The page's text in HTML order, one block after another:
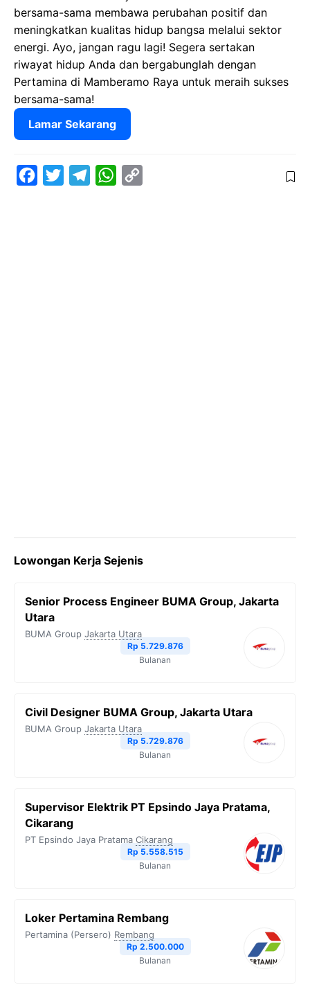
bersama-sama membawa perubahan positif dan
meningkatkan kualitas hidup bangsa melalui sektor
energi. Ayo, jangan ragu lagi! Segera sertakan
riwayat hidup Anda dan bergabunglah dengan
Pertamina di Mamberamo Raya untuk meraih sukses
bersama-sama!
Lamar Sekarang
W
Lowongan Kerja Sejenis
Senior Process Engineer BUMA Group, Jakarta
Utara
BUMA Group Jakarta Utara
Rp 5.729.876
Bulanan
Civil Designer BUMA Group, Jakarta Utara
BUMA Group Jakarta Utara
Rp 5.729.876
Bulanan
Supervisor Elektrik PT Epsindo Jaya Pratama,
Cikarang
PT Epsindo Jaya Pratama Cikarang
Rp 5.558.515
Bulanan
Loker Pertamina Rembang
Pertamina (Persero) Rembang
Rp 2.500.000
Bulanan